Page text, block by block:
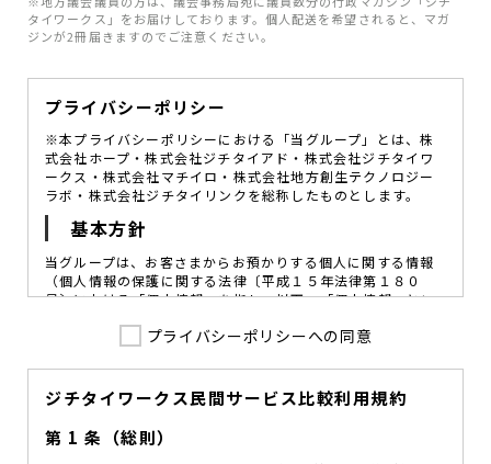
タイワークス」をお届けしております。個人配送を希望されると、マガ
ジンが2冊届きますのでご注意ください。
プライバシーポリシー
※本プライバシーポリシーにおける「当グループ」とは、株
式会社ホープ・株式会社ジチタイアド・株式会社ジチタイワ
ークス・株式会社マチイロ・株式会社地方創生テクノロジー
ラボ・株式会社ジチタイリンクを総称したものとします。
基本方針
当グループは、お客さまからお預かりする個人に関する情報
（個人情報の保護に関する法律〔平成１５年法律第１８０
号〕における「個人情報」を指し、以下、「個人情報」とい
図ることが、重要な社会的責務であると考えております。
を定め、役員及び従業員に個人情報保護の重要性の認識と取
組みを徹底させることによって、個人情報の適切な取り扱い
に努めてまいります。
プライバシーポリシーへの同意
ジチタイワークス民間サービス比較利用規約
第 1 条（総則）